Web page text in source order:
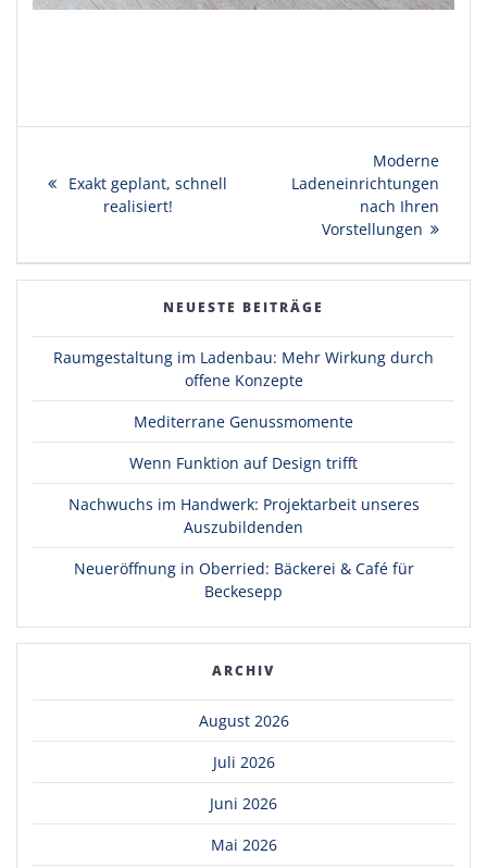
Vorheriger
Beitrag:
Exakt geplant, schnell
realisiert!
Nächster
Beitrag:
Moderne
Ladeneinrichtungen
nach Ihren
Vorstellungen
NEUESTE BEITRÄGE
Raumgestaltung im Ladenbau: Mehr Wirkung durch
offene Konzepte
Mediterrane Genussmomente
Wenn Funktion auf Design trifft
Nachwuchs im Handwerk: Projektarbeit unseres
Auszubildenden
Neueröffnung in Oberried: Bäckerei & Café für
Beckesepp
ARCHIV
August 2026
Juli 2026
Juni 2026
Mai 2026